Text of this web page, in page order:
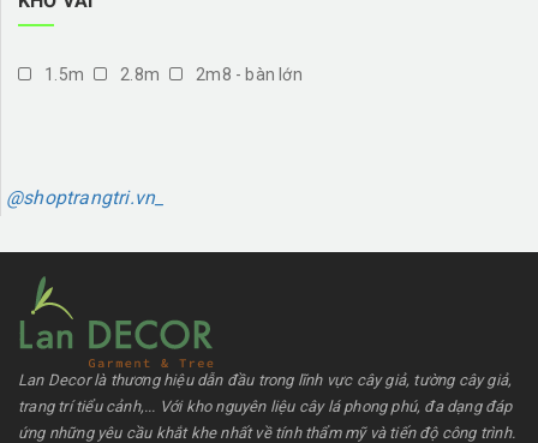
1.5m 2.8m 2m8 - bàn lớn
@shoptrangtri.vn_
Lan Decor là thương hiệu dẫn đầu trong lĩnh vực cây giả, tường cây giả,
trang trí tiểu cảnh,... Với kho nguyên liệu cây lá phong phú, đa dạng đáp
ứng những yêu cầu khắt khe nhất về tính thẩm mỹ và tiến độ công trình.